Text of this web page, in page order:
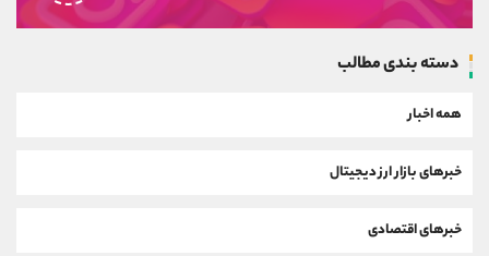
دسته بندی مطالب
همه اخبار
خبرهای بازار ارز دیجیتال
خبرهای اقتصادی